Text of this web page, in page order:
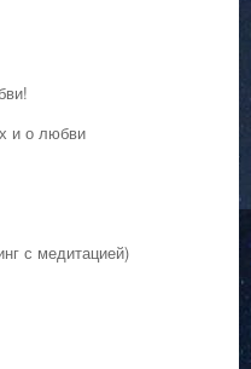
и о любви
с медитацией)